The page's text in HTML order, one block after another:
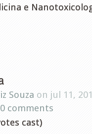
e
Souza on jul 11,
0 comments
cast)